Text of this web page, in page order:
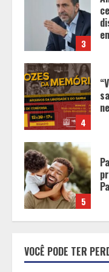
4
5
1
VOCÊ PODE TER